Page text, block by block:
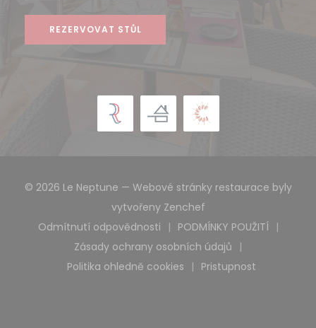
REZERVOVAT STŮL
© 2026 Le Neptune — Webové stránky restaurace byly
vytvořeny Zenchef((otevře se v novém
Odmítnutí odpovědnosti
((otevře se v novém okně))
PODMÍNKY POUŽITÍ
((otevře se v
Zásady ochrany osobních údajů
((otevře se v novém okně))
Politika ohledně cookies
((otevře se v novém okně))
Pristupnost
((otevře se v